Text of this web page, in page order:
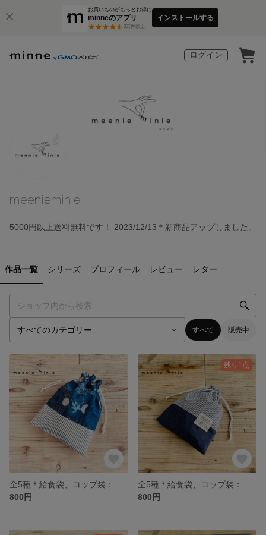
お買いものがもっとお得に
minneのアプリ
3万件以上
インストールする
ログイン
meenieminie
5000円以上送料無料です！ 2023/12/13＊新商品アップしました。
作品一覧 シリーズ プロフィール レビュー レター
すべて 販売中
800円
残り1点
800円